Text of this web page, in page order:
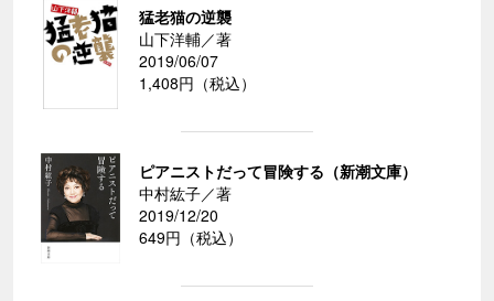
猛老猫の逆襲
山下洋輔／著
2019/06/07
1,408円（税込）
ピアニストだって冒険する（新潮文庫）
中村紘子／著
2019/12/20
649円（税込）